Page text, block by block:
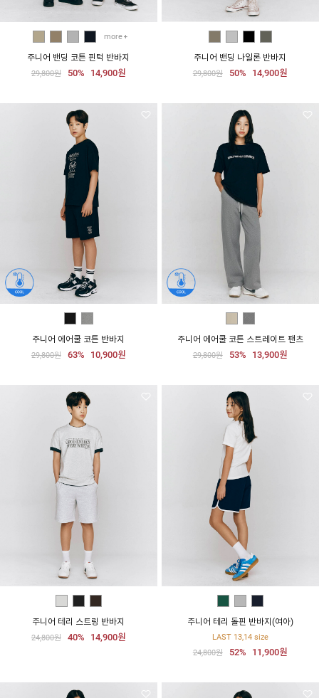
more
주니어 밴딩 코튼 핀턱 반바지
29,800원 50% 14,900원
주니어 밴딩 나일론 반바지
29,800원 50% 14,900원
주니어 에어쿨 코튼 반바지
29,800원 63% 10,900원
주니어 에어쿨 코튼 스트레이트 팬츠
29,800원 53% 13,900원
주니어 테리 스트링 반바지
24,800원 40% 14,900원
주니어 테리 돌핀 반바지(여아)
LAST 13,14 size
24,800원
52% 11,900원